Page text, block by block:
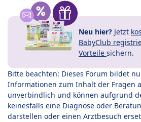
Neu hier? Jetzt
BabyClub
Vorteile sichern.
Bitte beachten: Dieses Forum bildet
Informationen zum Inhalt der Fragen
unverbindlich und können aufgrund
keinesfalls eine Diagnose oder
darstellen oder einen Arztbesuch